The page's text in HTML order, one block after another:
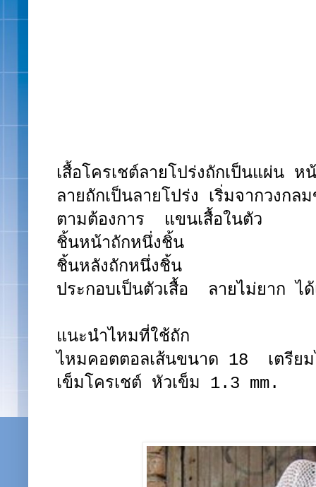
เสื้อโครเชต์ลายโปร่งถักเป็นแผ่น
ลายถักเป็นลายโปร่ง เริ่มจากวงกล
ตามต้องการ แขนเสื้อในตัว
ชิ้นหน้าถักหนึ่งชิ้น
ชิ้นหลังถักหนึ่งชิ้น
ประกอบเป็นตัวเสื้อ ลายไม่ยาก ได้
แนะนำไหมที่ใช้ถัก
ไหมคอตตอลเส้นขนาด 18 เตรีย
เข็มโครเชต์ หัวเข็ม 1.3 mm.